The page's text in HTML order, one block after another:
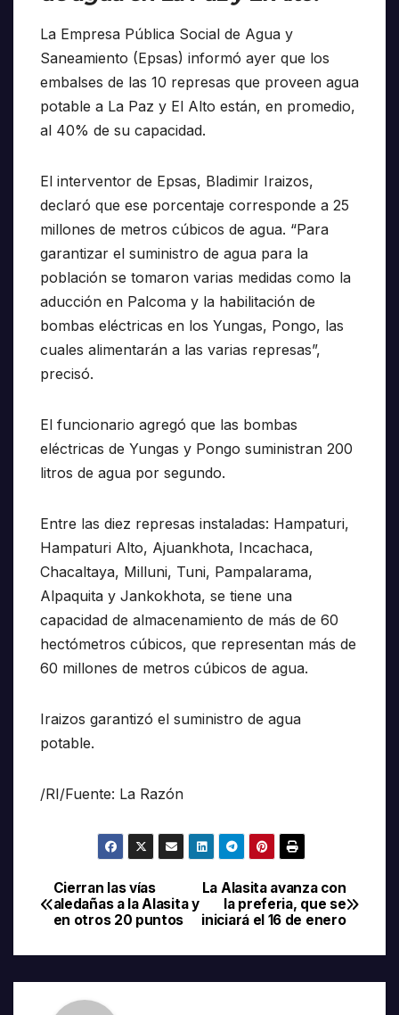
La Empresa Pública Social de Agua y
Saneamiento (Epsas) informó ayer que los
embalses de las 10 represas que proveen agua
potable a La Paz y El Alto están, en promedio,
al 40% de su capacidad.
El interventor de Epsas, Bladimir Iraizos,
declaró que ese porcentaje corresponde a 25
millones de metros cúbicos de agua. “Para
garantizar el suministro de agua para la
población se tomaron varias medidas como la
aducción en Palcoma y la habilitación de
bombas eléctricas en los Yungas, Pongo, las
cuales alimentarán a las varias represas”,
precisó.
El funcionario agregó que las bombas
eléctricas de Yungas y Pongo suministran 200
litros de agua por segundo.
Entre las diez represas instaladas: Hampaturi,
Hampaturi Alto, Ajuankhota, Incachaca,
Chacaltaya, Milluni, Tuni, Pampalarama,
Alpaquita y Jankokhota, se tiene una
capacidad de almacenamiento de más de 60
hectómetros cúbicos, que representan más de
60 millones de metros cúbicos de agua.
Iraizos garantizó el suministro de agua
potable.
/RI/Fuente: La Razón
Navegación
de
La Alasita avanza con
la preferia, que se
iniciará el 16 de enero
Cierran las vías
aledañas a la Alasita y
en otros 20 puntos